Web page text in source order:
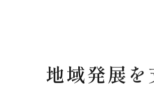
地域発展